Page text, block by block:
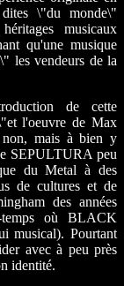
\"du monde\"
musicaux
qu'une musique
les vendeurs de la
de cette
l'oeuvre de Max
non, mais à bien y
SEPULTURA peu
du Metal à des
de cultures et de
des années
où BLACK
musical). Pourtant
avec à peu près
identité.